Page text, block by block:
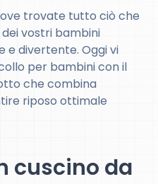
trovate tutto ciò che
vostri bambini
e divertente. Oggi vi
per bambini con il
che combina
riposo ottimale
cuscino da